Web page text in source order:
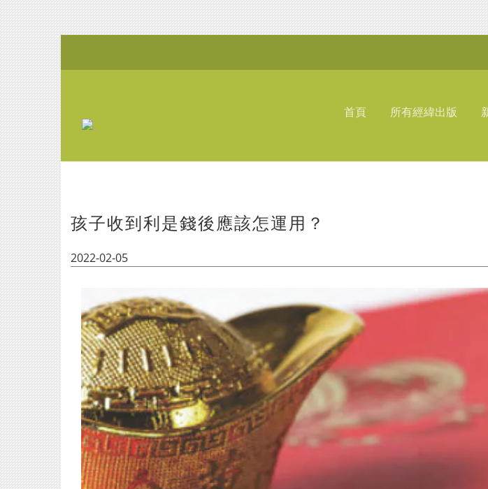
首頁 所有經緯出版
孩子收到利是錢後應該怎運用？
2022-02-05